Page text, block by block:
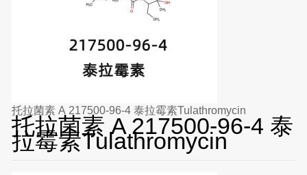
托拉菌素 A 217500-96-4 泰拉霉素Tulathromycin
托拉菌素 A 217500-96-4 泰
拉霉素Tulathromycin